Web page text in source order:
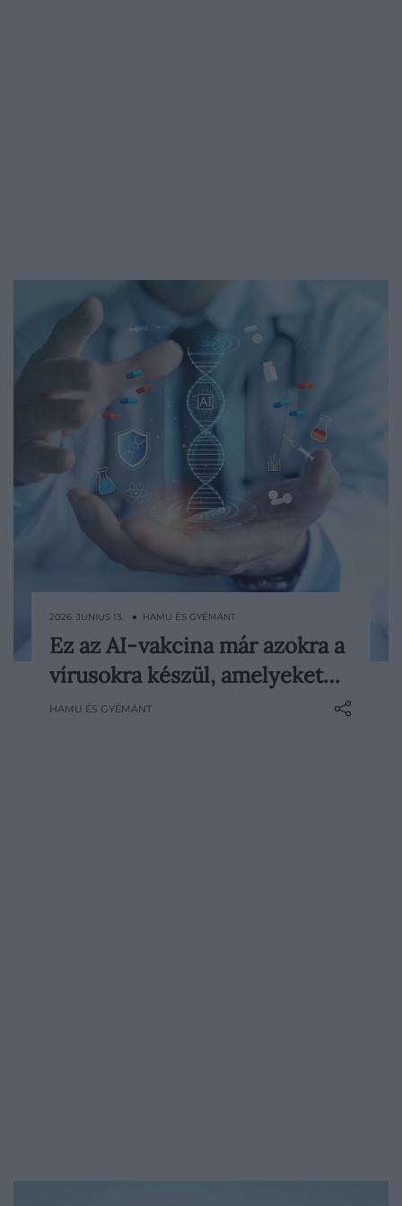
A koronavírus-járvány óta pontosan
tudjuk, milyen gyorsan képes
megváltozni az életünk egy új vírus miatt.
2026. JÚNIUS 13. ● HAMU ÉS GYÉMÁNT
Ez az AI-vakcina már azokra a
vírusokra készül, amelyeket…
HAMU ÉS GYÉMÁNT